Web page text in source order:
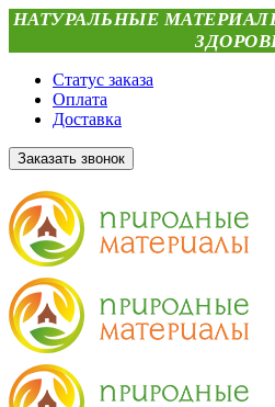
НАТУРАЛЬНЫЕ
Статус заказа
Оплата
Доставка
Заказать звонок